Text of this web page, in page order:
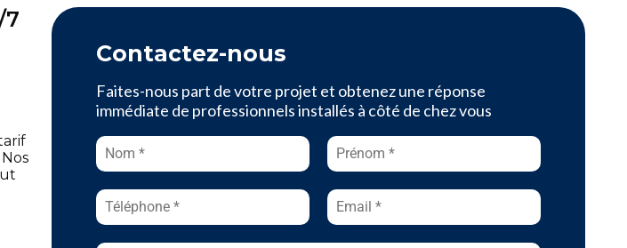
7
Contactez-nous
Faites-nous part de votre projet et obtenez une réponse
immédiate de professionnels installés à côté de chez vous